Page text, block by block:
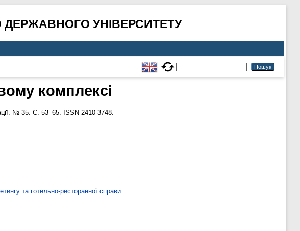
УНІВЕРСИТЕТУ
комплексі
№ 35. С. 53–65. ISSN 2410-3748.
та готельно-ресторанної справи